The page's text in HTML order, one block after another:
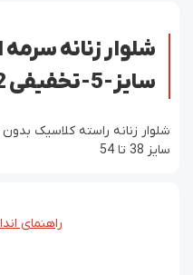
شلوار زنانه
سایز-5-تخفیفی 002
سایز 38 تا 54
راهنمای